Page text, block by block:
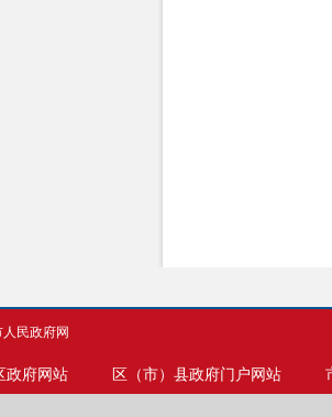
民政府网
政府网站 区（市）县政府门户网站